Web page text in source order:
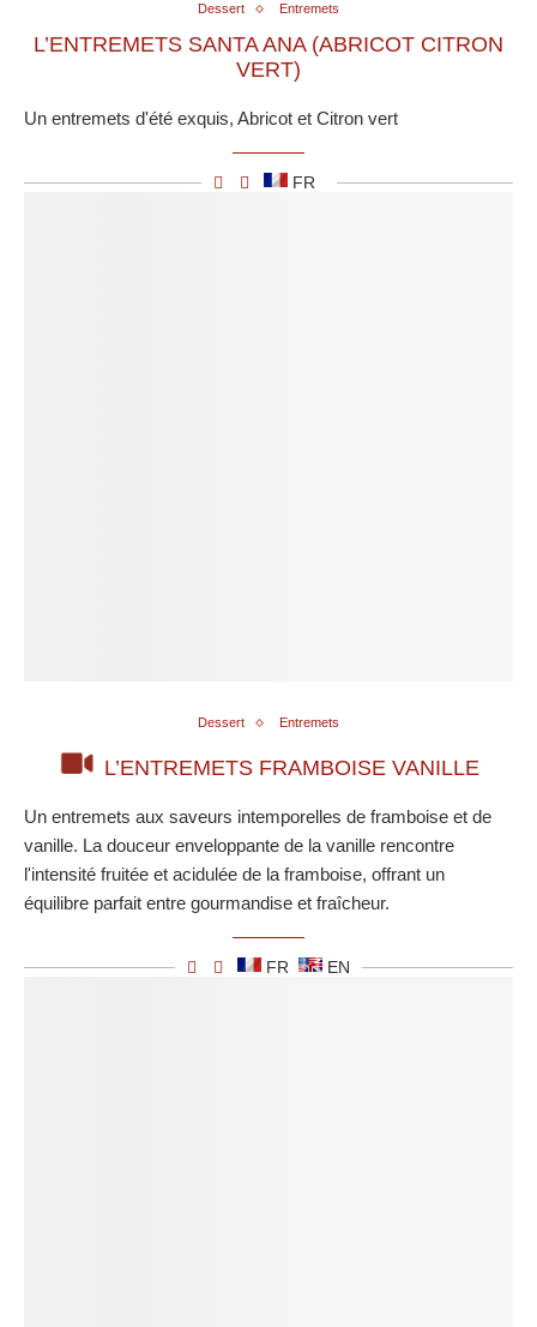
Dessert Entremets
L’ENTREMETS SANTA ANA (ABRICOT CITRON
VERT)
Un entremets d'été exquis, Abricot et Citron vert
FR
Dessert Entremets
L’ENTREMETS FRAMBOISE VANILLE
Un entremets aux saveurs intemporelles de framboise et de
vanille. La douceur enveloppante de la vanille rencontre
l'intensité fruitée et acidulée de la framboise, offrant un
équilibre parfait entre gourmandise et fraîcheur.
FR EN